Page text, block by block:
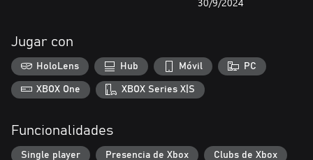
Jugar con
HoloLens Hub Móvil PC
XBOX One XBOX Series X|S
Funcionalidades
Single player Presencia de Xbox Clubs de Xbox